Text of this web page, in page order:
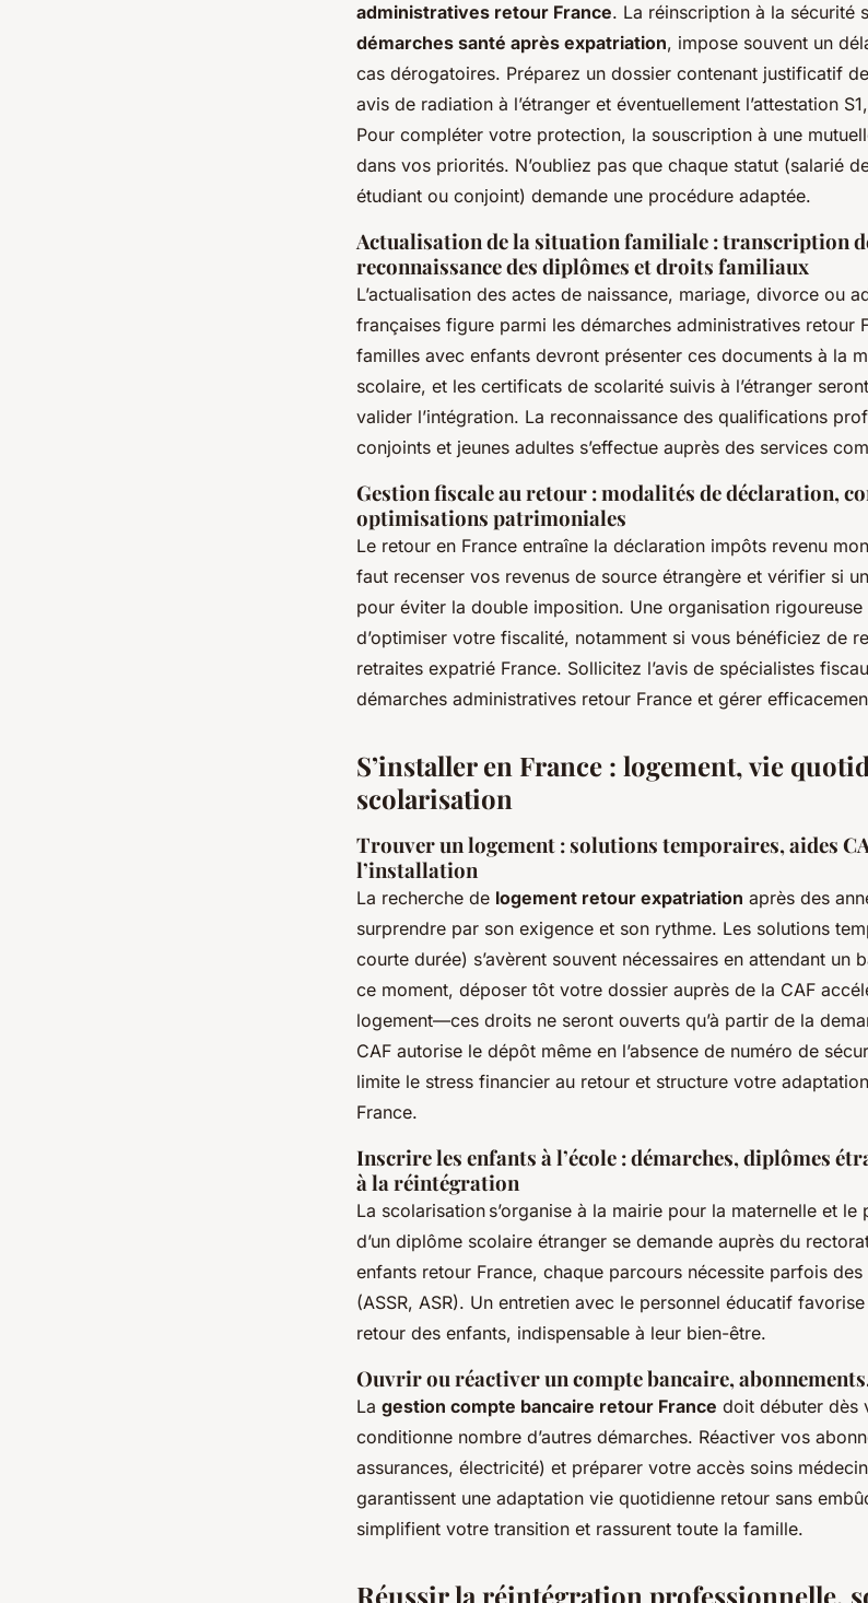
administratives retour France. La réinscription à la sécurité
démarches santé après expatriation, impose souvent un
cas dérogatoires. Préparez un dossier contenant justificatif
avis de radiation à l’étranger et éventuellement l’attestation
Pour compléter votre protection, la souscription à une
dans vos priorités. N’oubliez pas que chaque statut (salarié
étudiant ou conjoint) demande une procédure adaptée.
Actualisation de la situation familiale : transcription
reconnaissance des diplômes et droits familiaux
L’actualisation des actes de naissance, mariage, divorce ou
françaises figure parmi les démarches administratives retour
familles avec enfants devront présenter ces documents à la
scolaire, et les certificats de scolarité suivis à l’étranger
valider l’intégration. La reconnaissance des qualifications
conjoints et jeunes adultes s’effectue auprès des services
Gestion fiscale au retour : modalités de déclaration,
optimisations patrimoniales
Le retour en France entraîne la déclaration impôts revenu
faut recenser vos revenus de source étrangère et vérifier si
pour éviter la double imposition. Une organisation
d’optimiser votre fiscalité, notamment si vous bénéficiez de
retraites expatrié France. Sollicitez l’avis de spécialistes
démarches administratives retour France et gérer
S’installer en France : logement, vie
scolarisation
Trouver un logement : solutions temporaires, aides
l’installation
La recherche de logement retour expatriation après des
surprendre par son exigence et son rythme. Les solutions
courte durée) s’avèrent souvent nécessaires en attendant un
ce moment, déposer tôt votre dossier auprès de la CAF
logement—ces droits ne seront ouverts qu’à partir de la
CAF autorise le dépôt même en l’absence de numéro de
limite le stress financier au retour et structure votre
France.
Inscrire les enfants à l’école : démarches, diplômes
à la réintégration
La scolarisation s’organise à la mairie pour la maternelle et le
d’un diplôme scolaire étranger se demande auprès du
enfants retour France, chaque parcours nécessite parfois
(ASSR, ASR). Un entretien avec le personnel éducatif
retour des enfants, indispensable à leur bien-être.
Ouvrir ou réactiver un compte bancaire,
La gestion compte bancaire retour France doit débuter dès
conditionne nombre d’autres démarches. Réactiver vos
assurances, électricité) et préparer votre accès soins
garantissent une adaptation vie quotidienne retour sans
simplifient votre transition et rassurent toute la famille.
Réussir la réintégration professionnelle,